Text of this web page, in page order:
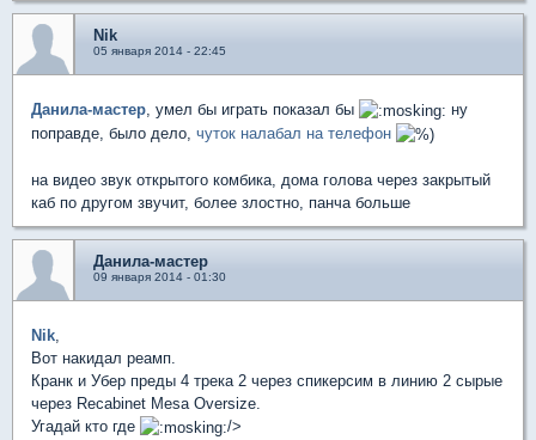
Nik
05 января 2014 - 22:45
Данила-мастер , умел бы играть показал бы
ну
поправде, было дело, чуток налабал на телефон
на видео звук открытого комбика, дома голова через закрытый
каб по другом звучит, более злостно, панча больше
Данила-мастер
09 января 2014 - 01:30
Nik
Вот накидал реамп.
Кранк и Убер преды 4 трека 2 через спикерсим в линию 2 сырые
через Recabinet Mesa Oversize.
Угадай кто где
/>